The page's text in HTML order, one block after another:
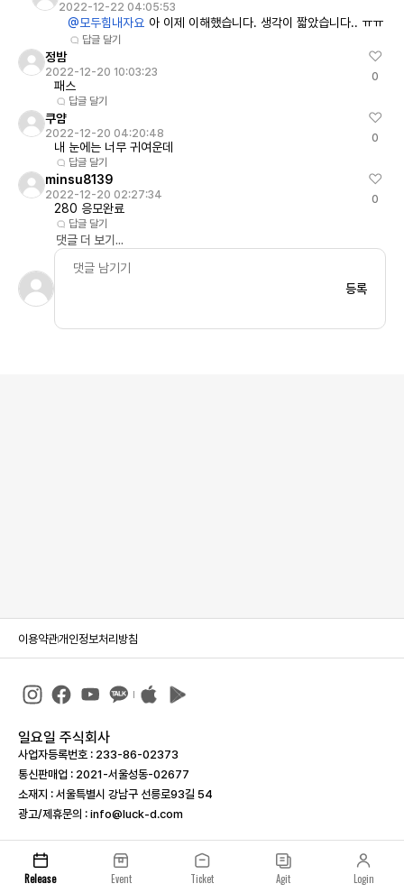
2022-12-22 04:05:53
@모두힘내자요 아 이제 이해했습니다. 생각이 짧았습니다.. ㅠㅠ
답글 달기
정밤
2022-12-20 10:03:23
패스
답글 달기
0
쿠얌
2022-12-20 04:20:48
내 눈에는 너무 귀여운데
답글 달기
0
minsu8139
2022-12-20 02:27:34
280 응모완료
답글 달기
0
댓글 더 보기...
등록
이용약관개인정보처리방침
일요일 주식회사
사업자등록번호 : 233-86-023­73
통신판매업 : 2021-서울성동-02677
소재지 : 서울특별시 강남구 선릉로93길 54
광고/제휴문의 : info@luck-d.com
Release Event Ticket Agit Login